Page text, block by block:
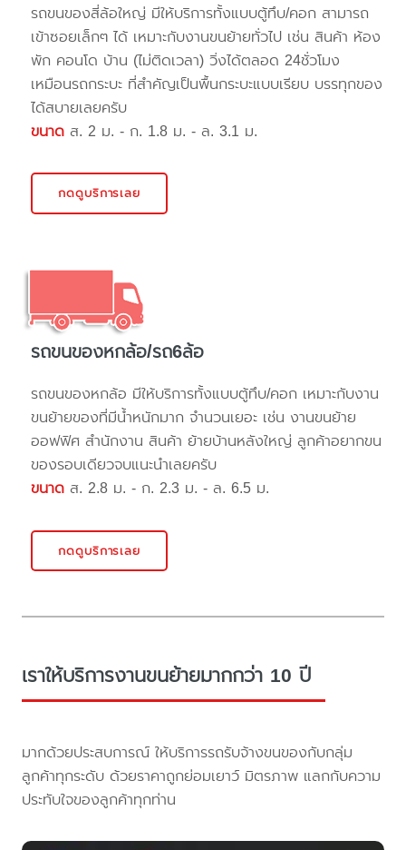
รถขนของสี่ล้อใหญ่ มีให้บริการทั้งแบบตู้ทึบ/คอก สามารถ
เข้าซอยเล็กๆ ได้ เหมาะกับงานขนย้ายทั่วไป เช่น สินค้า ห้อง
พัก คอนโด บ้าน (ไม่ติดเวลา) วิ่งได้ตลอด 24ชั่วโมง
เหมือนรถกระบะ ที่สำคัญเป็นพื้นกระบะแบบเรียบ บรรทุกของ
ได้สบายเลยครับ
ขนาด ส. 2 ม. - ก. 1.8 ม. - ล. 3.1 ม.
กดดูบริการเลย
รถขนของหกล้อ/รถ6ล้อ
รถขนของหกล้อ มีให้บริการทั้งแบบตู้ทึบ/คอก เหมาะกับงาน
ขนย้ายของที่มีน้ำหนักมาก จำนวนเยอะ เช่น งานขนย้าย
ออฟฟิศ สำนักงาน สินค้า ย้ายบ้านหลังใหญ่ ลูกค้าอยากขน
ของรอบเดียวจบแนะนำเลยครับ
ขนาด ส. 2.8 ม. - ก. 2.3 ม. - ล. 6.5 ม.
กดดูบริการเลย
เราให้บริการงานขนย้ายมากกว่า 10 ปี
มากด้วยประสบการณ์ ให้บริการรถรับจ้างขนของกับกลุ่ม
ลูกค้าทุกระดับ ด้วยราคาถูกย่อมเยาว์ มิตรภาพ แลกกับความ
ประทับใจของลูกค้าทุกท่าน